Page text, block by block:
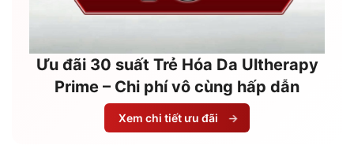
Ưu đãi 30 suất Trẻ Hóa Da Ultherapy
Prime – Chi phí vô cùng hấp dẫn
Xem chi tiết ưu đãi →